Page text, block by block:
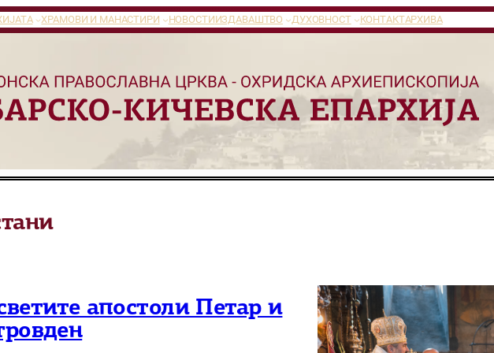
ХРАМОВИ И МАНАСТИРИ НОВОСТИИЗДАВАШТВО ДУХОВНОСТ КОНТАКТАРХИВА
апостоли Петар и